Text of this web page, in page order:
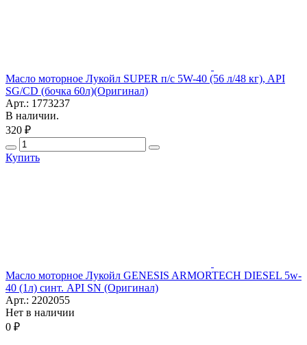
Масло моторное Лукойл SUPER п/с 5W-40 (56 л/48 кг), API
SG/CD (бочка 60л)(Оригинал)
Арт.: 1773237
В наличии.
320 ₽
Купить
Масло моторное Лукойл GENESIS ARMORTECH DIESEL 5w-
40 (1л) синт. API SN (Оригинал)
Арт.: 2202055
Нет в наличии
0 ₽